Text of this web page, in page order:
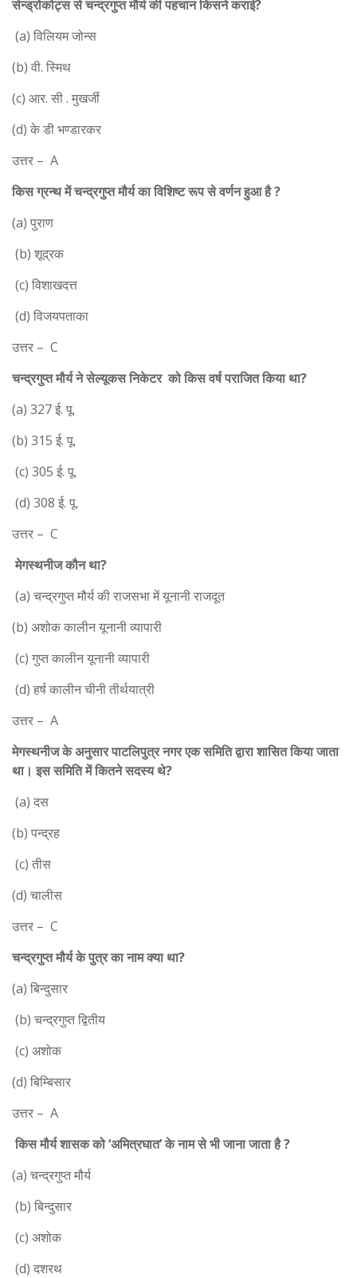
सेन्ड्रोकोट्स से चन्द्रगुप्त मौर्य की पहचान किसने कराई?
(a) विलियम जोन्स
(b) वी. स्मिथ
(c) आर. सी . मुखर्जी
(d) के डी भण्डारकर
उत्तर – A
किस ग्रन्थ में चन्द्रगुप्त मौर्य का विशिष्ट रूप से वर्णन हुआ है ?
(a) पुराण
(b) शूद्रक
(c) विशाखदत्त
(d) विजयपताका
उत्तर – C
चन्द्रगुप्त मौर्य ने सेल्यूकस निकेटर को किस वर्ष पराजित किया था?
(a) 327 ई. पू.
(b) 315 ई. पू.
(c) 305 ई. पू.
(d) 308 ई. पू.
उत्तर – C
मेगस्थनीज कौन था?
(a) चन्द्रगुप्त मौर्य की राजसभा में यूनानी राजदूत
(b) अशोक कालीन यूनानी व्यापारी
(c) गुप्त कालीन यूनानी व्यापारी
(d) हर्ष कालीन चीनी तीर्थयात्री
उत्तर – A
मेगस्थनीज के अनुसार पाटलिपुत्र नगर एक समिति द्वारा शासित किया जाता
था। इस समिति में कितने सदस्य थे?
(a) दस
(b) पन्द्रह
(c) तीस
(d) चालीस
उत्तर – C
चन्द्रगुप्त मौर्य के पुत्र का नाम क्या था?
(a) बिन्दुसार
(b) चन्द्रगुप्त द्वितीय
(c) अशोक
(d) बिम्बिसार
उत्तर – A
किस मौर्य शासक को ‘अमित्रघात’ के नाम से भी जाना जाता है ?
(a) चन्द्रगुप्त मौर्य
(b) बिन्दुसार
(c) अशोक
(d) दशरथ